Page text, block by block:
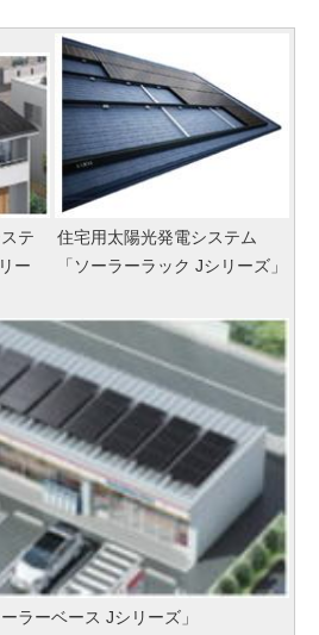
テ
ー
住宅用太陽光発電システム
「ソーラーラック Jシリーズ」
ラーベース Jシリーズ」